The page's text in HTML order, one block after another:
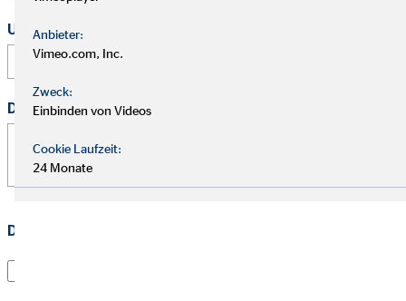
Uhrzeit
Deine Nachricht *
Datenschutz
Anbieter:
Vimeo.com, Inc.
Zweck:
Einbinden von Videos
Cookie Laufzeit:
24 Monate